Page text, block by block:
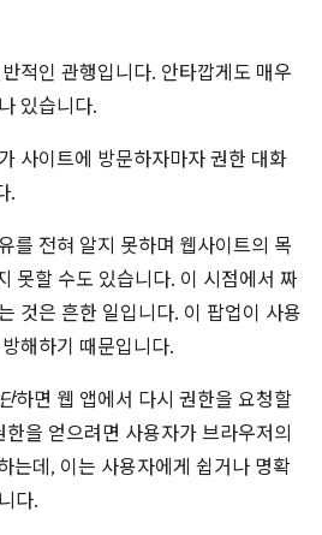
적인 관행입니다. 안타깝게도 매우
있습니다.
사이트에 방문하자마자 권한 대화
.
를 전혀 알지 못하며 웹사이트의 목
못할 수도 있습니다. 이 시점에서 짜
것은 흔한 일입니다. 이 팝업이 사용
해하기 때문입니다.
하면 웹 앱에서 다시 권한을 요청할
을 얻으려면 사용자가 브라우저의
는데, 이는 사용자에게 쉽거나 명확
다.